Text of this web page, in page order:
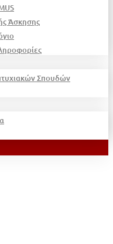
Άσκησης
Σπουδών